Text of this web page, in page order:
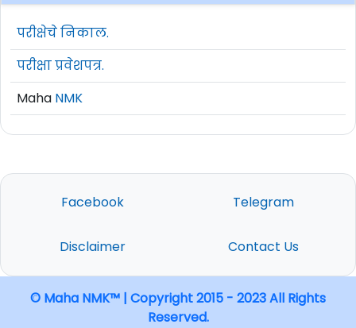
परीक्षेचे निकाल.
परीक्षा प्रवेशपत्र.
Maha NMK
Facebook Telegram
Disclaimer Contact Us
© Maha NMK™ | Copyright 2015 - 2023 All Rights
Reserved.